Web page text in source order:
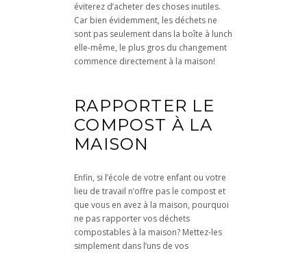
éviterez d’acheter des choses inutiles.
Car bien évidemment, les déchets ne
sont pas seulement dans la boîte à lunch
elle-même, le plus gros du changement
commence directement à la maison!
RAPPORTER LE
COMPOST À LA
MAISON
Enfin, si l’école de votre enfant ou votre
lieu de travail n’offre pas le compost et
que vous en avez à la maison, pourquoi
ne pas rapporter vos déchets
compostables à la maison? Mettez-les
simplement dans l’uns de vos